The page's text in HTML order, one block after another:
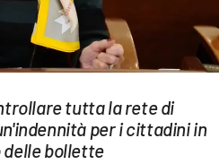
tutta la rete di
per i cittadini in
delle bollette